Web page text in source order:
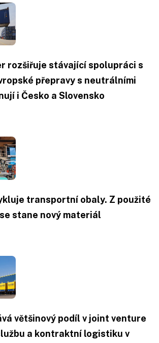
rozšiřuje stávající spolupráci s
přepravy s neutrálními
i Česko a Slovensko
transportní obaly. Z použité
stane nový materiál
většinový podíl v joint venture
a kontraktní logistiku v